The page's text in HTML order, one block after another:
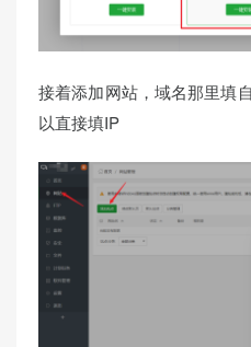
接着添加网站，域名那里填
以直接填IP